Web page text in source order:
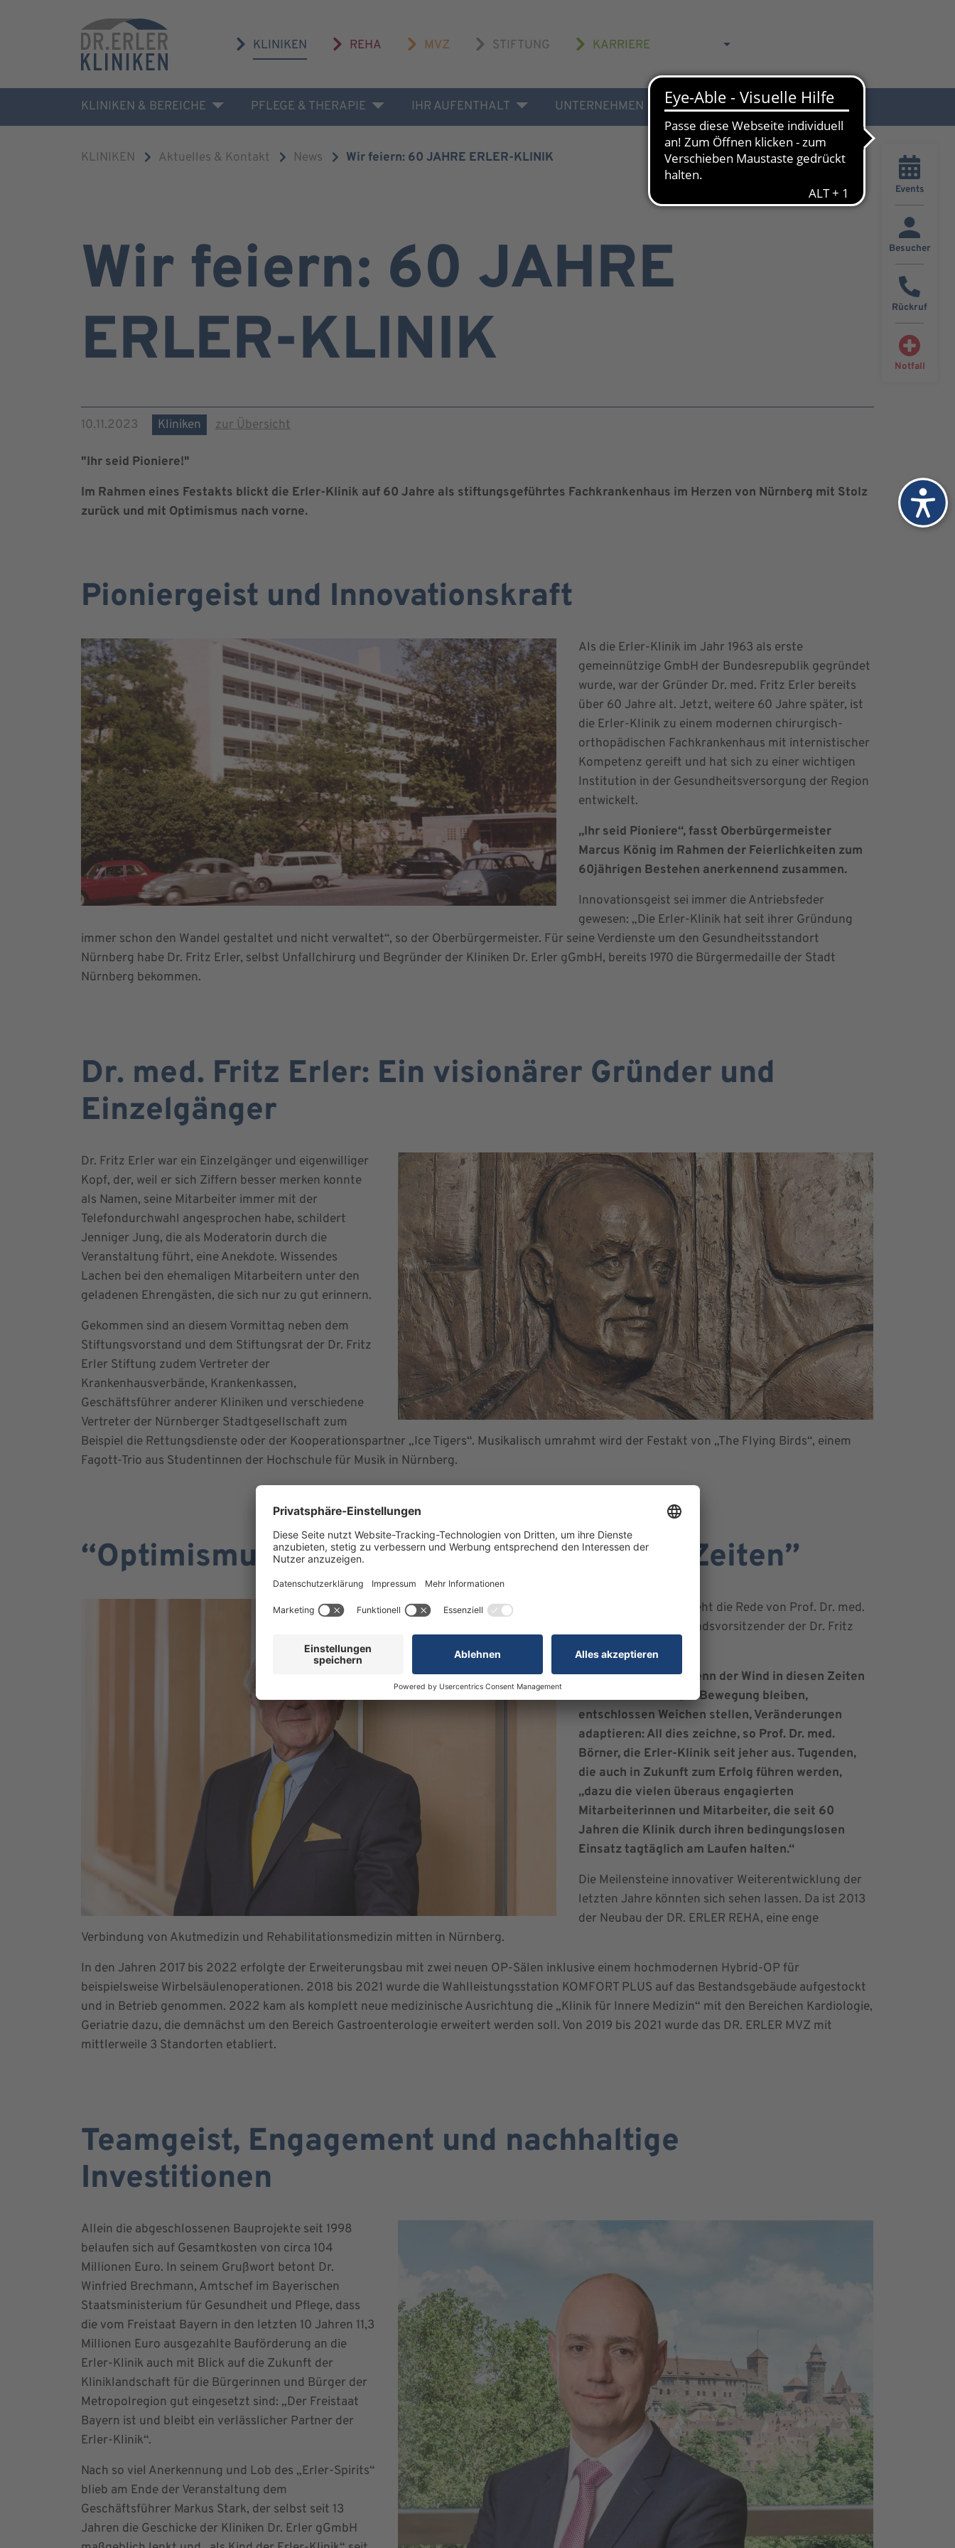
KLINIKEN REHA MVZ STIFTUNG KARRIERE
KLINIKEN & BEREICHE PFLEGE & THERAPIE IHR AUFENTHALT UNTERNEHMEN AKTUELLES & KONTAKT
Events
Besucher
Rückruf
Notfall
KLINIKEN Aktuelles & Kontakt News Wir feiern: 60 JAHRE ERLER-KLINIK
Wir feiern: 60 JAHRE
ERLER-KLINIK
10.11.2023 Kliniken zur Übersicht
"Ihr seid Pioniere!"
Im Rahmen eines Festakts blickt die Erler-Klinik auf 60 Jahre als stiftungsgeführtes Fachkrankenhaus im Herzen von Nürnberg mit Stolz
zurück und mit Optimismus nach vorne.
Pioniergeist und Innovationskraft
Als die Erler-Klinik im Jahr 1963 als erste
gemeinnützige GmbH der Bundesrepublik gegründet
wurde, war der Gründer Dr. med. Fritz Erler bereits
über 60 Jahre alt. Jetzt, weitere 60 Jahre später, ist
die Erler-Klinik zu einem modernen chirurgisch-
orthopädischen Fachkrankenhaus mit internistischer
Kompetenz gereift und hat sich zu einer wichtigen
Institution in der Gesundheitsversorgung der Region
entwickelt.
„Ihr seid Pioniere“, fasst Oberbürgermeister
Marcus König im Rahmen der Feierlichkeiten zum
60jährigen Bestehen anerkennend zusammen.
Innovationsgeist sei immer die Antriebsfeder
gewesen: „Die Erler-Klinik hat seit ihrer Gründung
immer schon den Wandel gestaltet und nicht verwaltet“, so der Oberbürgermeister. Für seine Verdienste um den Gesundheitsstandort
Nürnberg habe Dr. Fritz Erler, selbst Unfallchirurg und Begründer der Kliniken Dr. Erler gGmbH, bereits 1970 die Bürgermedaille der Stadt
Nürnberg bekommen.
Dr. med. Fritz Erler: Ein visionärer Gründer und
Einzelgänger
Dr. Fritz Erler war ein Einzelgänger und eigenwilliger
Kopf, der, weil er sich Ziffern besser merken konnte
als Namen, seine Mitarbeiter immer mit der
Telefondurchwahl angesprochen habe, schildert
Jenniger Jung, die als Moderatorin durch die
Veranstaltung führt, eine Anekdote. Wissendes
Lachen bei den ehemaligen Mitarbeitern unter den
geladenen Ehrengästen, die sich nur zu gut erinnern.
Gekommen sind an diesem Vormittag neben dem
Stiftungsvorstand und dem Stiftungsrat der Dr. Fritz
Erler Stiftung zudem Vertreter der
Krankenhausverbände, Krankenkassen,
Geschäftsführer anderer Kliniken und verschiedene
Vertreter der Nürnberger Stadtgesellschaft zum
Beispiel die Rettungsdienste oder der Kooperationspartner „Ice Tigers“. Musikalisch umrahmt wird der Festakt von „The Flying Birds“, einem
Fagott-Trio aus Studentinnen der Hochschule für Musik in Nürnberg.
“Optimismus ist Pflicht, gerade in diesen Zeiten”
Dieses Credo durchzieht die Rede von Prof. Dr. med.
Martin Börner, Vorstandsvorsitzender der Dr. Fritz
Erler Stiftung.
Durchhalten, auch wenn der Wind in diesen Zeiten
stürmischer bläst, in Bewegung bleiben,
entschlossen Weichen stellen, Veränderungen
adaptieren: All dies zeichne, so Prof. Dr. med.
Börner, die Erler-Klinik seit jeher aus. Tugenden,
die auch in Zukunft zum Erfolg führen werden,
„dazu die vielen überaus engagierten
Mitarbeiterinnen und Mitarbeiter, die seit 60
Jahren die Klinik durch ihren bedingungslosen
Einsatz tagtäglich am Laufen halten.“
Die Meilensteine innovativer Weiterentwicklung der
letzten Jahre könnten sich sehen lassen. Da ist 2013
der Neubau der DR. ERLER REHA, eine enge
Verbindung von Akutmedizin und Rehabilitationsmedizin mitten in Nürnberg.
In den Jahren 2017 bis 2022 erfolgte der Erweiterungsbau mit zwei neuen OP-Sälen inklusive einem hochmodernen Hybrid-OP für
beispielsweise Wirbelsäulenoperationen. 2018 bis 2021 wurde die Wahlleistungsstation KOMFORT PLUS auf das Bestandsgebäude aufgestockt
und in Betrieb genommen. 2022 kam als komplett neue medizinische Ausrichtung die „Klinik für Innere Medizin“ mit den Bereichen Kardiologie,
Geriatrie dazu, die demnächst um den Bereich Gastroenterologie erweitert werden soll. Von 2019 bis 2021 wurde das DR. ERLER MVZ mit
mittlerweile 3 Standorten etabliert.
Teamgeist, Engagement und nachhaltige
Investitionen
Allein die abgeschlossenen Bauprojekte seit 1998
belaufen sich auf Gesamtkosten von circa 104
Millionen Euro. In seinem Grußwort betont Dr.
Winfried Brechmann, Amtschef im Bayerischen
Staatsministerium für Gesundheit und Pflege, dass
die vom Freistaat Bayern in den letzten 10 Jahren 11,3
Millionen Euro ausgezahlte Bauförderung an die
Erler-Klinik auch mit Blick auf die Zukunft der
Kliniklandschaft für die Bürgerinnen und Bürger der
Metropolregion gut eingesetzt sind: „Der Freistaat
Bayern ist und bleibt ein verlässlicher Partner der
Erler-Klinik“.
Nach so viel Anerkennung und Lob des „Erler-Spirits“
blieb am Ende der Veranstaltung dem
Geschäftsführer Markus Stark, der selbst seit 13
Jahren die Geschicke der Kliniken Dr. Erler gGmbH